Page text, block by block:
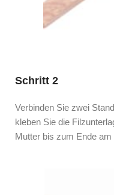
Schritt 2
Verbinden Sie zwei
kleben Sie die
Mutter bis zum Ende